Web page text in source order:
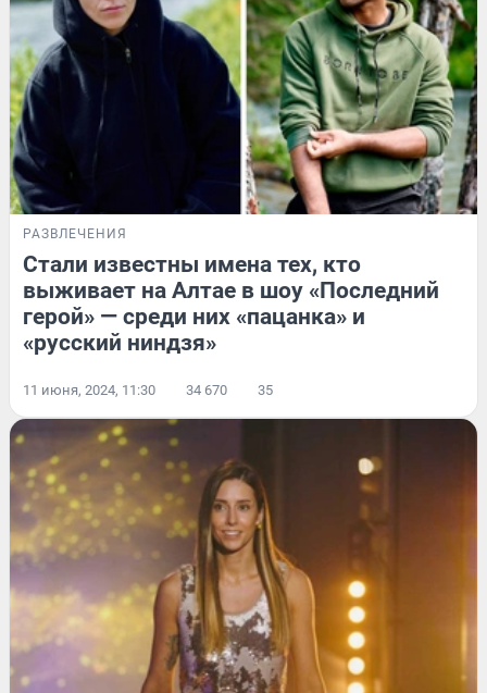
РАЗВЛЕЧЕНИЯ
Стали известны имена тех, кто
выживает на Алтае в шоу «Последний
герой» — среди них «пацанка» и
«русский ниндзя»
11 июня, 2024, 11:30 34 670 35